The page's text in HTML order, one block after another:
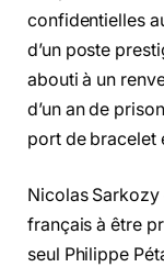
confidentielles
d’un poste
abouti à un
d’un an de
port de bracelet
Nicolas
français à être
seul Philippe